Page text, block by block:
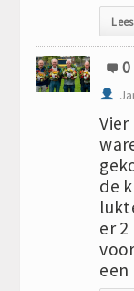
0
de
er
een